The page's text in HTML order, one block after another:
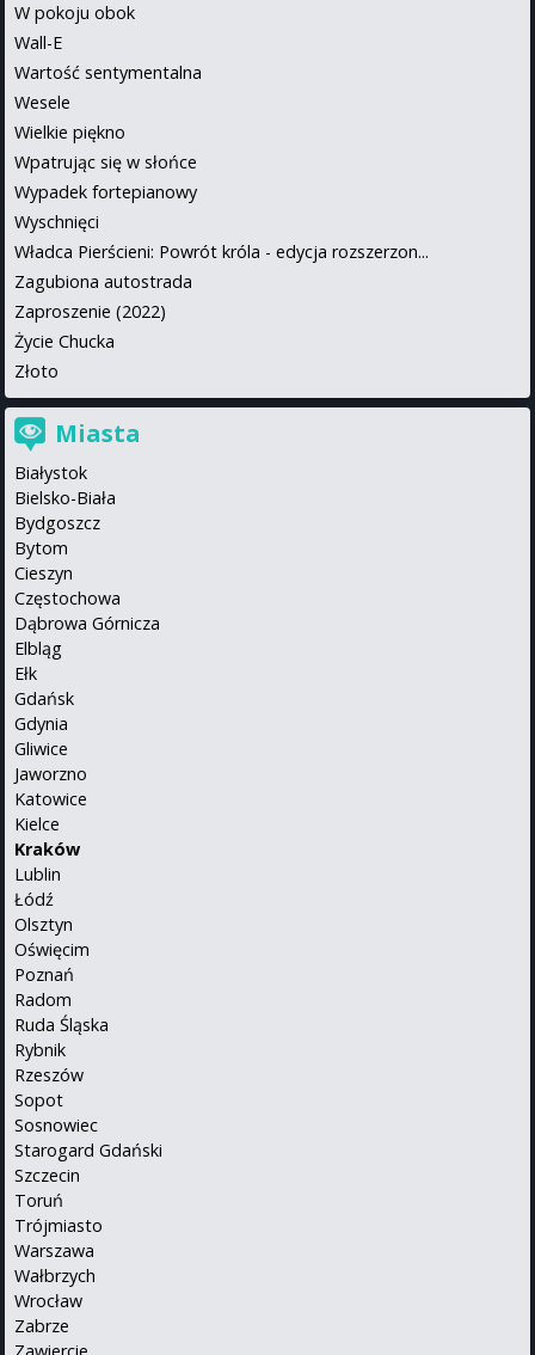
W pokoju obok
Wall-E
Wartość sentymentalna
Wesele
Wielkie piękno
Wpatrując się w słońce
Wypadek fortepianowy
Wyschnięci
Władca Pierścieni: Powrót króla - edycja rozszerzon...
Zagubiona autostrada
Zaproszenie (2022)
Życie Chucka
Złoto
Miasta
Białystok
Bielsko-Biała
Bydgoszcz
Bytom
Cieszyn
Częstochowa
Dąbrowa Górnicza
Elbląg
Ełk
Gdańsk
Gdynia
Gliwice
Jaworzno
Katowice
Kielce
Kraków
Lublin
Łódź
Olsztyn
Oświęcim
Poznań
Radom
Ruda Śląska
Rybnik
Rzeszów
Sopot
Sosnowiec
Starogard Gdański
Szczecin
Toruń
Trójmiasto
Warszawa
Wałbrzych
Wrocław
Zabrze